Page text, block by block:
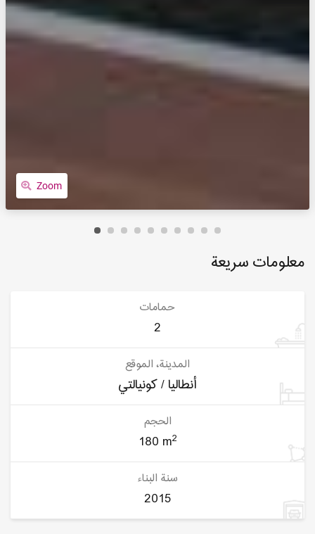
Zoom
معلومات سريعة
حمامات
2
المدينة، الموقع
أنطاليا / كونيالتي
الحجم
180 m2
سنة البناء
2015